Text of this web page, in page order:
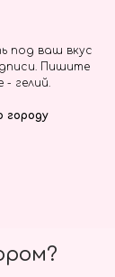
под ваш вкус
Пишите
гелий.
городу